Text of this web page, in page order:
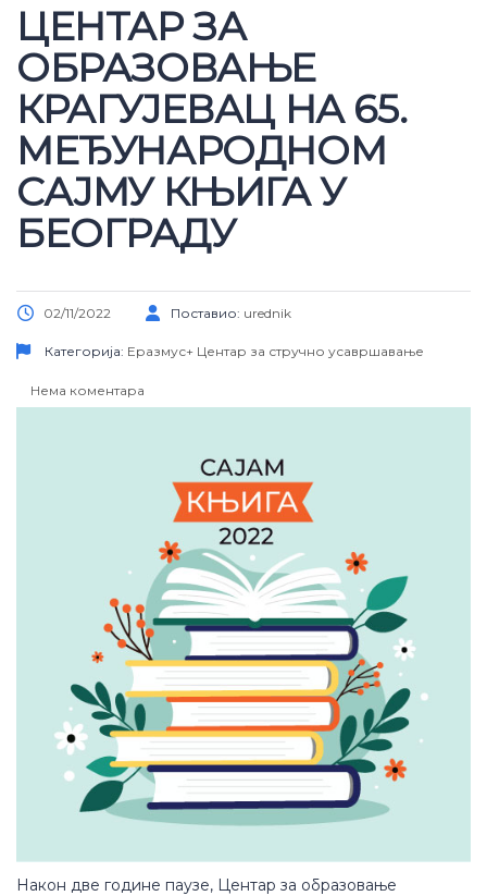
ЦЕНТАР ЗА
ОБРАЗОВАЊЕ
КРАГУЈЕВАЦ НА 65.
МЕЂУНАРОДНОМ
САЈМУ КЊИГА У
БЕОГРАДУ
02/11/2022 Поставио: urednik
Категорија: Еразмус+ Центар за стручно усавршавање
Нема коментара
Након две године паузе, Центар за образовање